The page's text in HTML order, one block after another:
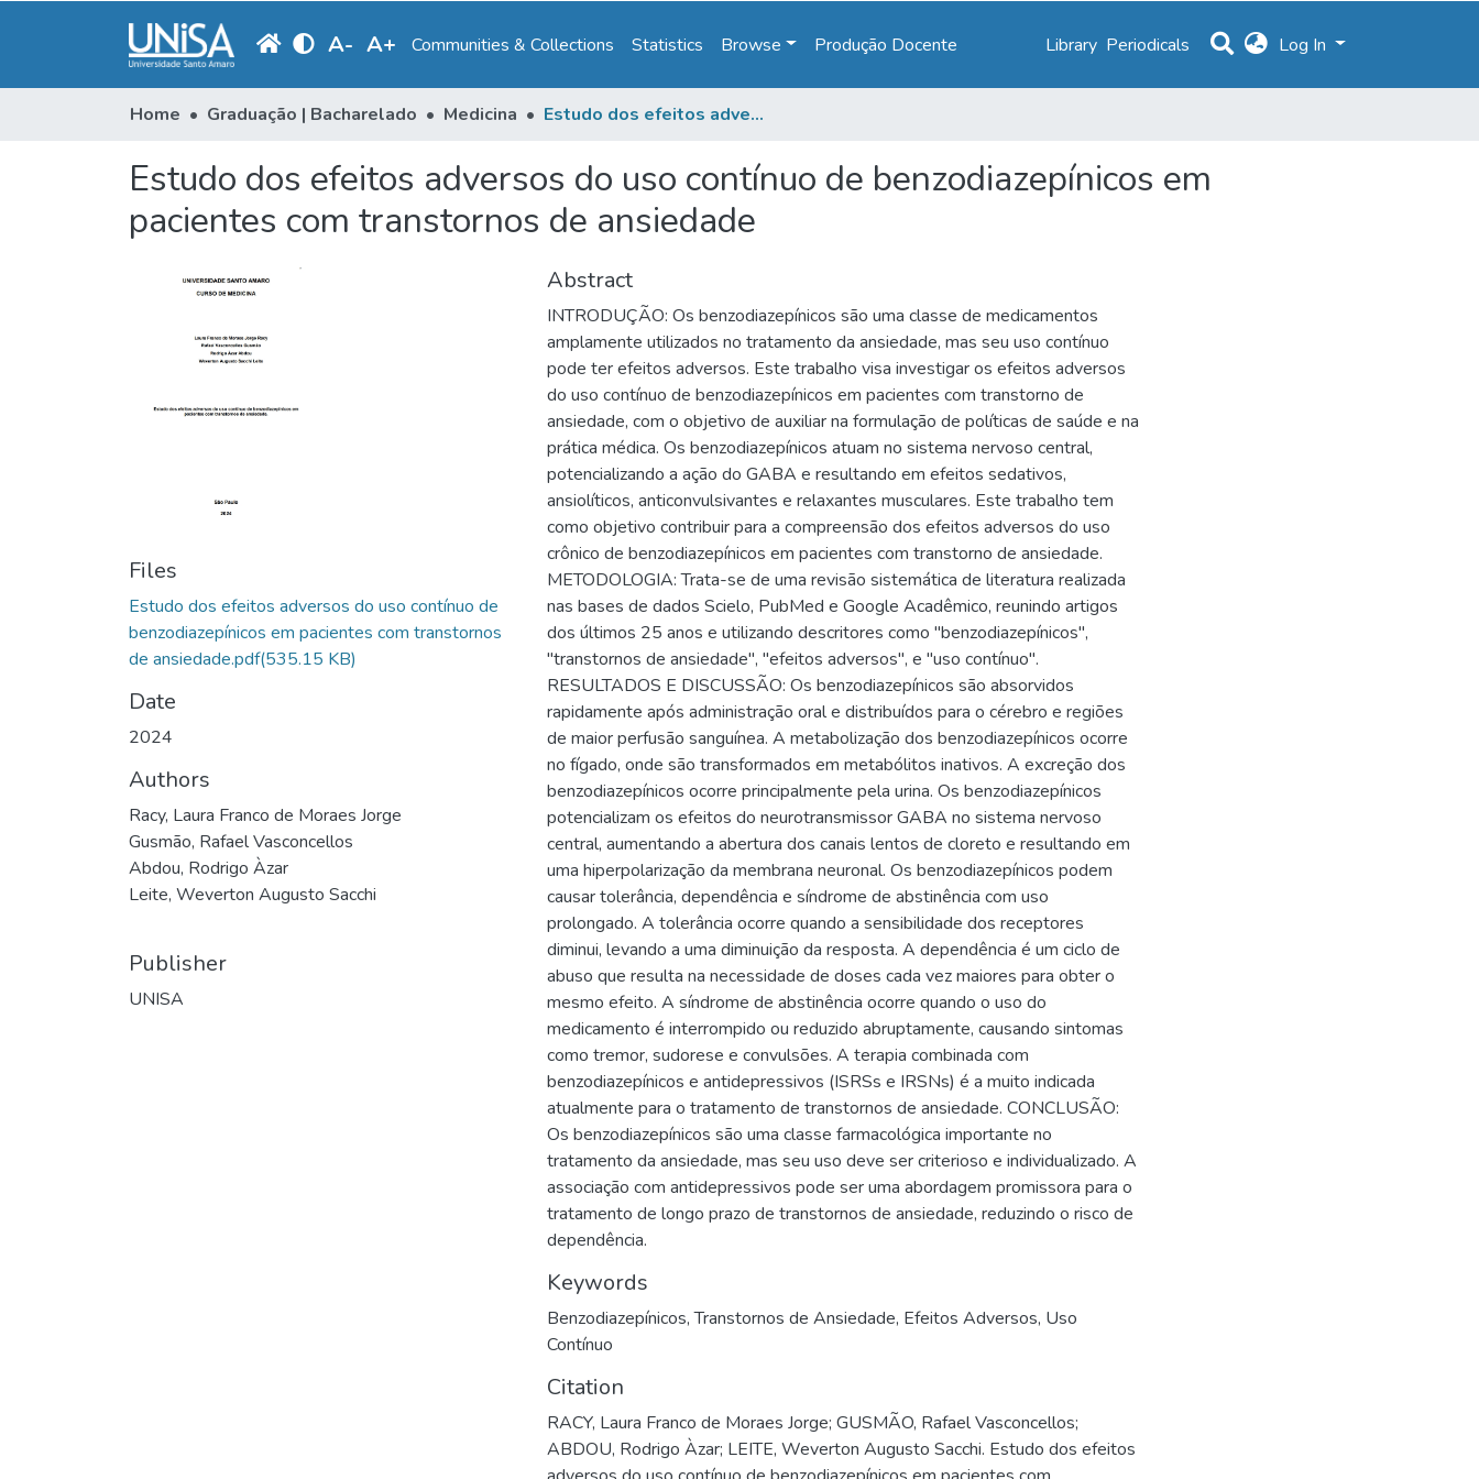
A- A+ Communities & Collections Statistics Browse Produção Docente Library Periodicals Log In
Home Graduação | Bacharelado Medicina Estudo dos efeitos adversos do uso contínuo de benzodiazepínicos em pacientes com transtornos de ansiedade
Estudo dos efeitos adversos do uso contínuo de benzodiazepínicos em
pacientes com transtornos de ansiedade
Files
Estudo dos efeitos adversos do uso contínuo de
benzodiazepínicos em pacientes com transtornos
de ansiedade.pdf(535.15 KB)
Date
2024
Authors
Racy, Laura Franco de Moraes Jorge
Gusmão, Rafael Vasconcellos
Abdou, Rodrigo Àzar
Leite, Weverton Augusto Sacchi
Publisher
UNISA
Abstract
INTRODUÇÃO: Os benzodiazepínicos são uma classe de medicamentos
amplamente utilizados no tratamento da ansiedade, mas seu uso contínuo
pode ter efeitos adversos. Este trabalho visa investigar os efeitos adversos
do uso contínuo de benzodiazepínicos em pacientes com transtorno de
ansiedade, com o objetivo de auxiliar na formulação de políticas de saúde e na
prática médica. Os benzodiazepínicos atuam no sistema nervoso central,
potencializando a ação do GABA e resultando em efeitos sedativos,
ansiolíticos, anticonvulsivantes e relaxantes musculares. Este trabalho tem
como objetivo contribuir para a compreensão dos efeitos adversos do uso
crônico de benzodiazepínicos em pacientes com transtorno de ansiedade.
METODOLOGIA: Trata-se de uma revisão sistemática de literatura realizada
nas bases de dados Scielo, PubMed e Google Acadêmico, reunindo artigos
dos últimos 25 anos e utilizando descritores como "benzodiazepínicos",
"transtornos de ansiedade", "efeitos adversos", e "uso contínuo".
RESULTADOS E DISCUSSÃO: Os benzodiazepínicos são absorvidos
rapidamente após administração oral e distribuídos para o cérebro e regiões
de maior perfusão sanguínea. A metabolização dos benzodiazepínicos ocorre
no fígado, onde são transformados em metabólitos inativos. A excreção dos
benzodiazepínicos ocorre principalmente pela urina. Os benzodiazepínicos
potencializam os efeitos do neurotransmissor GABA no sistema nervoso
central, aumentando a abertura dos canais lentos de cloreto e resultando em
uma hiperpolarização da membrana neuronal. Os benzodiazepínicos podem
causar tolerância, dependência e síndrome de abstinência com uso
prolongado. A tolerância ocorre quando a sensibilidade dos receptores
diminui, levando a uma diminuição da resposta. A dependência é um ciclo de
abuso que resulta na necessidade de doses cada vez maiores para obter o
mesmo efeito. A síndrome de abstinência ocorre quando o uso do
medicamento é interrompido ou reduzido abruptamente, causando sintomas
como tremor, sudorese e convulsões. A terapia combinada com
benzodiazepínicos e antidepressivos (ISRSs e IRSNs) é a muito indicada
atualmente para o tratamento de transtornos de ansiedade. CONCLUSÃO:
Os benzodiazepínicos são uma classe farmacológica importante no
tratamento da ansiedade, mas seu uso deve ser criterioso e individualizado. A
associação com antidepressivos pode ser uma abordagem promissora para o
tratamento de longo prazo de transtornos de ansiedade, reduzindo o risco de
dependência.
Keywords
Benzodiazepínicos,Transtornos de Ansiedade, Efeitos Adversos, Uso
Contínuo
Citation
RACY, Laura Franco de Moraes Jorge; GUSMÃO, Rafael Vasconcellos;
ABDOU, Rodrigo Àzar; LEITE, Weverton Augusto Sacchi. Estudo dos efeitos